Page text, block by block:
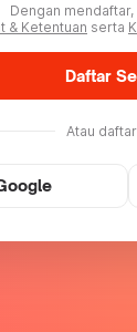
Dengan
& Ketentuan serta
Daftar
Atau